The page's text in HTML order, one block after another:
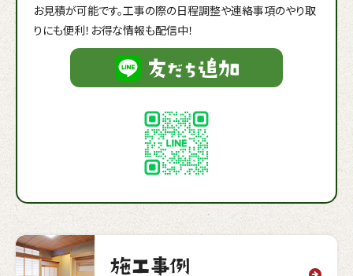
お見積が可能です。工事の際の日程調整や連絡事項のやり取
りにも便利！お得な情報も配信中！